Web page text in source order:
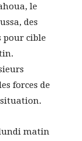
le
des
pour cible
forces de
matin